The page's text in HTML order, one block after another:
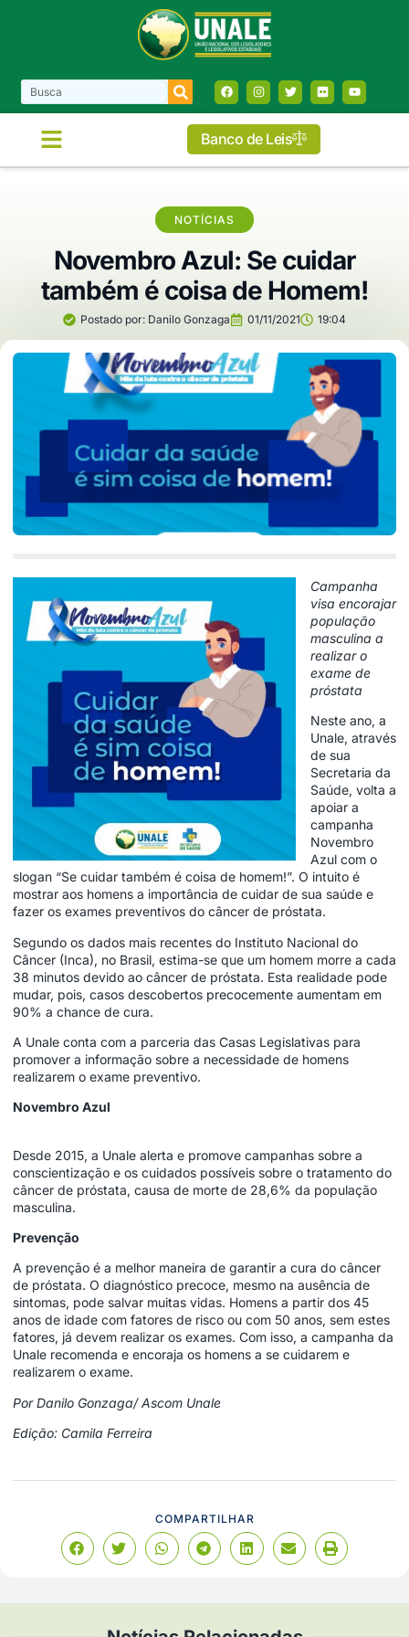
Banco de Leis
NOTÍCIAS
Novembro Azul: Se cuidar
também é coisa de Homem!
Postado por: Danilo Gonzaga 01/11/2021 19:04
Campanha
visa encorajar
população
masculina a
realizar o
exame de
próstata
Neste ano, a
Unale, através
de sua
Secretaria da
Saúde, volta a
apoiar a
campanha
Novembro
Azul com o
slogan “Se cuidar também é coisa de homem!”. O intuito é
mostrar aos homens a importância de cuidar de sua saúde e
fazer os exames preventivos do câncer de próstata.
Segundo os dados mais recentes do Instituto Nacional do
Câncer (Inca), no Brasil, estima-se que um homem morre a cada
38 minutos devido ao câncer de próstata. Esta realidade pode
mudar, pois, casos descobertos precocemente aumentam em
90% a chance de cura.
A Unale conta com a parceria das Casas Legislativas para
promover a informação sobre a necessidade de homens
realizarem o exame preventivo.
Novembro Azul
Desde 2015, a Unale alerta e promove campanhas sobre a
conscientização e os cuidados possíveis sobre o tratamento do
câncer de próstata, causa de morte de 28,6% da população
masculina.
Prevenção
A prevenção é a melhor maneira de garantir a cura do câncer
de próstata. O diagnóstico precoce, mesmo na ausência de
sintomas, pode salvar muitas vidas. Homens a partir dos 45
anos de idade com fatores de risco ou com 50 anos, sem estes
fatores, já devem realizar os exames. Com isso, a campanha da
Unale recomenda e encoraja os homens a se cuidarem e
realizarem o exame.
Por Danilo Gonzaga/ Ascom Unale
Edição: Camila Ferreira
COMPARTILHAR